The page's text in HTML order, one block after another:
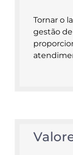
Tornar o
gestão